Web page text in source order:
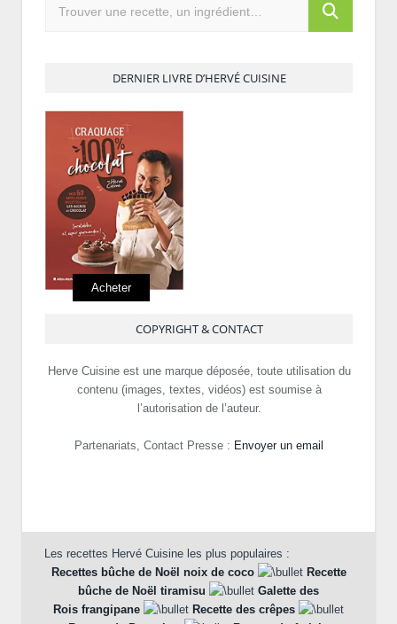
DERNIER LIVRE D’HERVÉ CUISINE
Acheter
COPYRIGHT & CONTACT
Herve Cuisine est une marque déposée, toute utilisation du
contenu (images, textes, vidéos) est soumise à
l’autorisation de l’auteur.
Partenariats, Contact Presse : Envoyer un email
Les recettes Hervé Cuisine les plus populaires :
Recettes bûche de Noël noix de coco
Recette
bûche de Noël tiramisu
Galette des
Rois frangipane
Recette des crêpes